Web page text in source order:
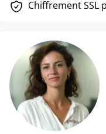
Chiffrement SSL